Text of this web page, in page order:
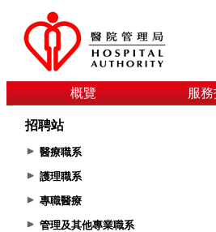
概覽 服務
招聘站
醫療職系
護理職系
專職醫療
管理及其他專業職系